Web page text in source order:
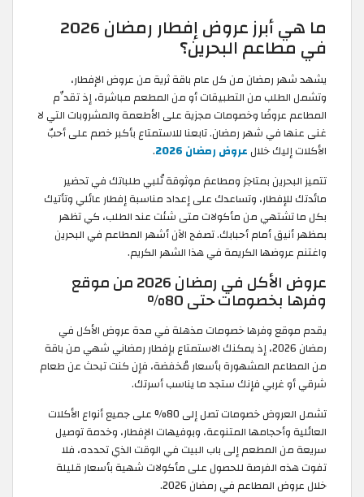
ما هي أبرز عروض إفطار رمضان 2026
في مطاعم البحرين؟
يشهد شهر رمضان من كل عام باقة ثرية من عروض الإفطار،
وتشمل الطلب من التطبيقات أو من المطعم مباشرة، إذ تقدِّم
المطاعم عروضًا وخصومات مجزية على الأطعمة والمشروبات التي لا
غنى عنها في شهر رمضان. تابعنا للاستمتاع بأكبر خصم على أحبّ
الأكلات إليك خلال عروض رمضان 2026
.
تتميز البحرين بمتاجرَ ومطاعمَ موثوقة تُلبي طلباتك في تحضير
مائدتك للإفطار، وتساعدك على إعداد مناسبة إفطار عائلي وتأتيك
بكل ما تشتهي من مأكولات متى شئت عند الطلب، كي تظهر
بمظهر أنيق أمام أحبابك. تصفح الآن أشهر المطاعم في البحرين
واغتنم عروضها الكريمة في هذا الشهر الكريم.
عروض الأكل في رمضان 2026 من موقع
وفرها بخصومات حتى 80%
يقدم موقع وفرها خصومات مذهلة في مدة عروض الأكل في
رمضان 2026، إذ يمكنك الاستمتاع بإفطار رمضاني شهي من باقة
من المطاعم المشهورة بأسعار مُخفضة، فإن كنت تبحث عن طعام
شرقي أو غربي فإنك ستجد ما يناسب أسرتك.
تشمل العروض خصومات تصل إلى 80% على جميع أنواع الأكلات
العائلية وأحجامها المتنوعة، وبوفيهات الإفطار، وخدمة توصيل
سريعة من المطعم إلى باب البيت في الوقت الذي تحدده، فلا
تفوت هذه الفرصة للحصول على مأكولات شهية بأسعار قليلة
خلال عروض المطاعم في رمضان 2026.